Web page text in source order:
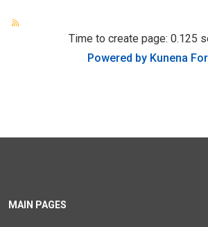
Time to create page: 0.125
Powered by Kunena
MAIN PAGES